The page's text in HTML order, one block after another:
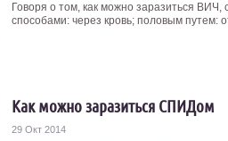
Говоря о том, как можно заразиться ВИЧ,
способами: через кровь; половым путем:
Как можно заразиться СПИДом
29 Окт 2014